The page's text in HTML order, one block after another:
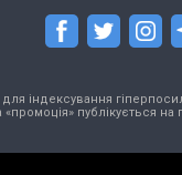
індексування
публікується